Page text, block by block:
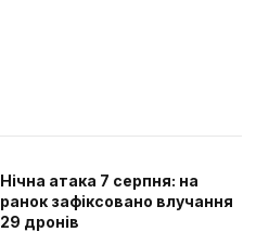
Нічна атака 7 серпня: на
ранок зафіксовано влучання
29 дронів